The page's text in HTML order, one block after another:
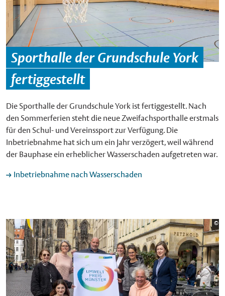
Sporthalle der Grundschule York
fertiggestellt
Die Sporthalle der Grundschule York ist fertiggestellt. Nach
den Sommerferien steht die neue Zweifachsporthalle erstmals
für den Schul- und Vereinssport zur Verfügung. Die
Inbetriebnahme hat sich um ein Jahr verzögert, weil während
der Bauphase ein erheblicher Wasserschaden aufgetreten war.
Inbetriebnahme nach Wasserschaden
©